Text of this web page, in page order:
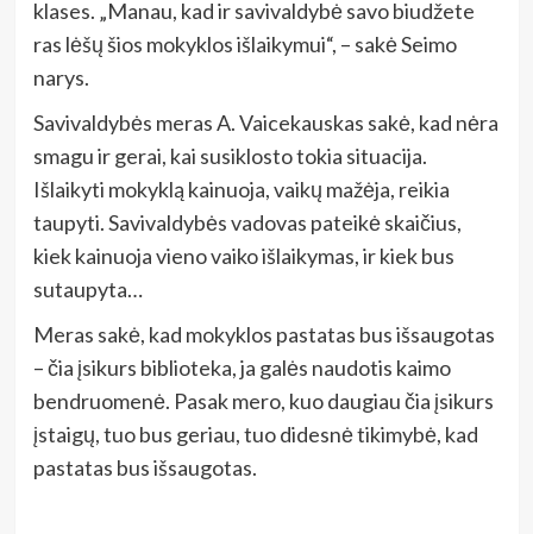
klases. „Manau, kad ir savivaldybė savo biudžete
ras lėšų šios mokyklos išlaikymui“, – sakė Seimo
narys.
Savivaldybės meras A. Vaicekauskas sakė, kad nėra
smagu ir gerai, kai susiklosto tokia situacija.
Išlaikyti mokyklą kainuoja, vaikų mažėja, reikia
taupyti. Savivaldybės vadovas pateikė skaičius,
kiek kainuoja vieno vaiko išlaikymas, ir kiek bus
sutaupyta…
Meras sakė, kad mokyklos pastatas bus išsaugotas
– čia įsikurs biblioteka, ja galės naudotis kaimo
bendruomenė. Pasak mero, kuo daugiau čia įsikurs
įstaigų, tuo bus geriau, tuo didesnė tikimybė, kad
pastatas bus išsaugotas.